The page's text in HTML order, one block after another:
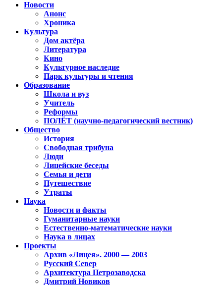
Новости
Анонс
Хроника
Культура
Дом актёра
Литература
Кино
Культурное наследие
Парк культуры и чтения
Образование
Школа и вуз
Учитель
Реформы
ПОЛЁТ (научно-педагогический вестник)
Общество
История
Свободная трибуна
Люди
Лицейские беседы
Семья и дети
Путешествие
Утраты
Наука
Новости и факты
Гуманитарные науки
Естественно-математические науки
Наука в лицах
Проекты
Архив «Лицея». 2000 — 2003
Русский Север
Архитектура Петрозаводска
Дмитрий Новиков